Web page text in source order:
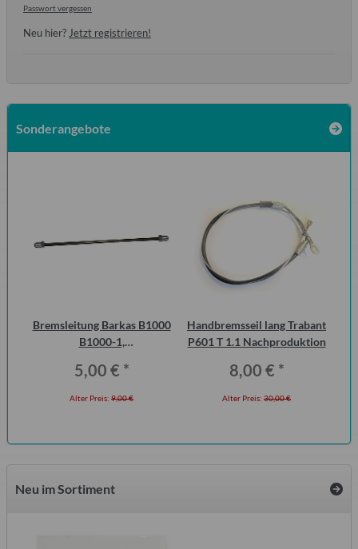
Passwort vergessen
Neu hier?Jetzt registrieren!
Sonderangebote
Bremsleitung Barkas B1000
B1000-1,
5,00 € *
Alter Preis: 9,00 €
Handbremsseil lang Trabant
P601 T 1.1 Nachproduktion
8,00 € *
Alter Preis: 30,00 €
Neu im Sortiment